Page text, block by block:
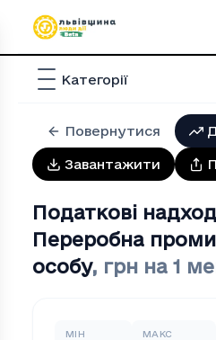
Категорії
Повернутися
Завантажити
Податкові
Переробна
особу, грн на 1
МІН МАКС